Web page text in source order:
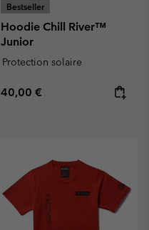
Bestseller
Hoodie Chill River™
Junior
Protection solaire
Regular price:
40,00 €